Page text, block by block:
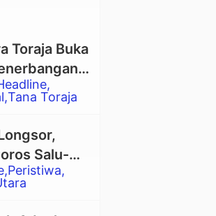
Tana Toraja
Toraja Buka
Toraja-
Peristiwa
Salu-
Tertutup